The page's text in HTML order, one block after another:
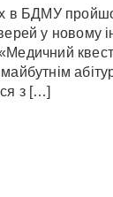
в БДМУ
у новому
з […]